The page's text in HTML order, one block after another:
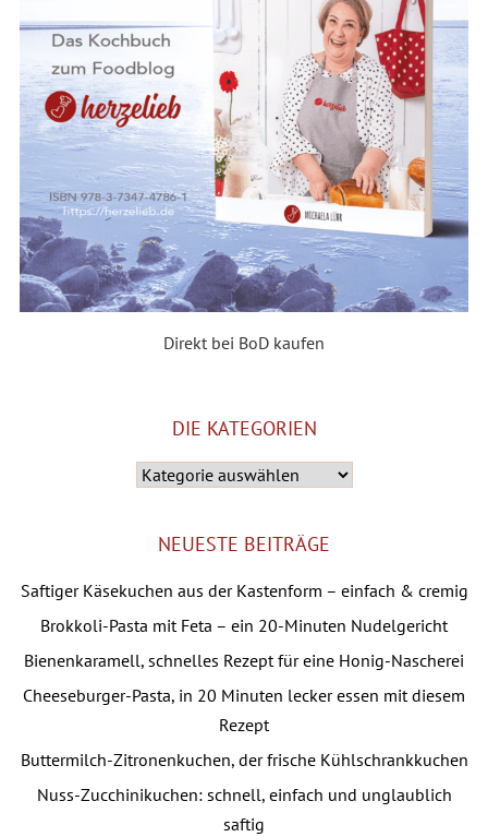
Direkt bei BoD kaufen
DIE KATEGORIEN
NEUESTE BEITRÄGE
Saftiger Käsekuchen aus der Kastenform – einfach & cremig
Brokkoli-Pasta mit Feta – ein 20-Minuten Nudelgericht
Bienenkaramell, schnelles Rezept für eine Honig-Nascherei
Cheeseburger-Pasta, in 20 Minuten lecker essen mit diesem
Rezept
Buttermilch-Zitronenkuchen, der frische Kühlschrankkuchen
Nuss-Zucchinikuchen: schnell, einfach und unglaublich
saftig